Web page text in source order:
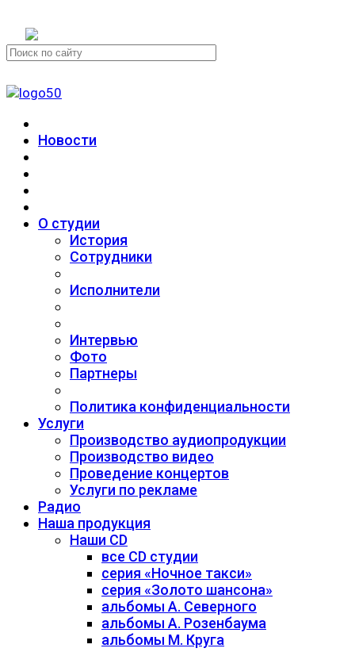
Новости
О студии
История
Сотрудники
Исполнители
Интервью
Фото
Партнеры
Политика конфиденциальности
Услуги
Производство аудиопродукции
Производство видео
Проведение концертов
Услуги по рекламе
Радио
Наша продукция
Наши CD
все CD студии
серия «Ночное такси»
серия «Золото шансона»
альбомы А. Северного
альбомы А. Розенбаума
альбомы М. Круга